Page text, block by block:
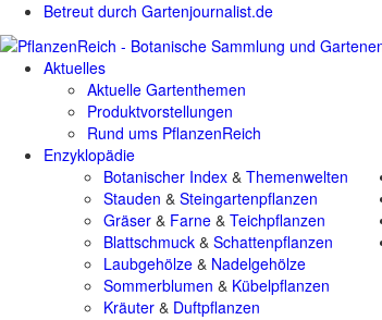
Betreut durch Gartenjournalist.de
Aktuelles
Aktuelle Gartenthemen
Produktvorstellungen
Rund ums PflanzenReich
Enzyklopädie
Botanischer Index & Themenwelten
Stauden & Steingartenpflanzen
Gräser & Farne & Teichpflanzen
Blattschmuck & Schattenpflanzen
Laubgehölze & Nadelgehölze
Sommerblumen & Kübelpflanzen
Kräuter & Duftpflanzen